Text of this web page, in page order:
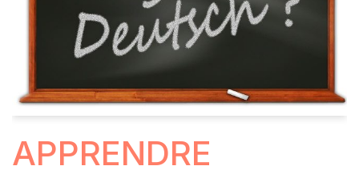
APPRENDRE